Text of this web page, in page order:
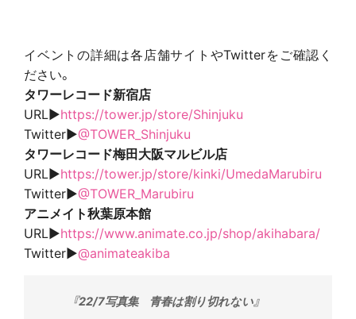
イベントの詳細は各店舗サイトやTwitterをご確認く
ださい。
タワーレコード新宿店
URL▶https://tower.jp/store/Shinjuku
Twitter▶@TOWER_Shinjuku
タワーレコード梅田大阪マルビル店
URL▶https://tower.jp/store/kinki/UmedaMarubiru
Twitter▶@TOWER_Marubiru
アニメイト秋葉原本館
URL▶https://www.animate.co.jp/shop/akihabara/
Twitter▶@animateakiba
『22/7写真集 青春は割り切れない』